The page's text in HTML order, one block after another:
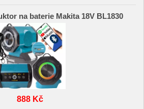
na baterie Makita 18V BL1830
888 Kč